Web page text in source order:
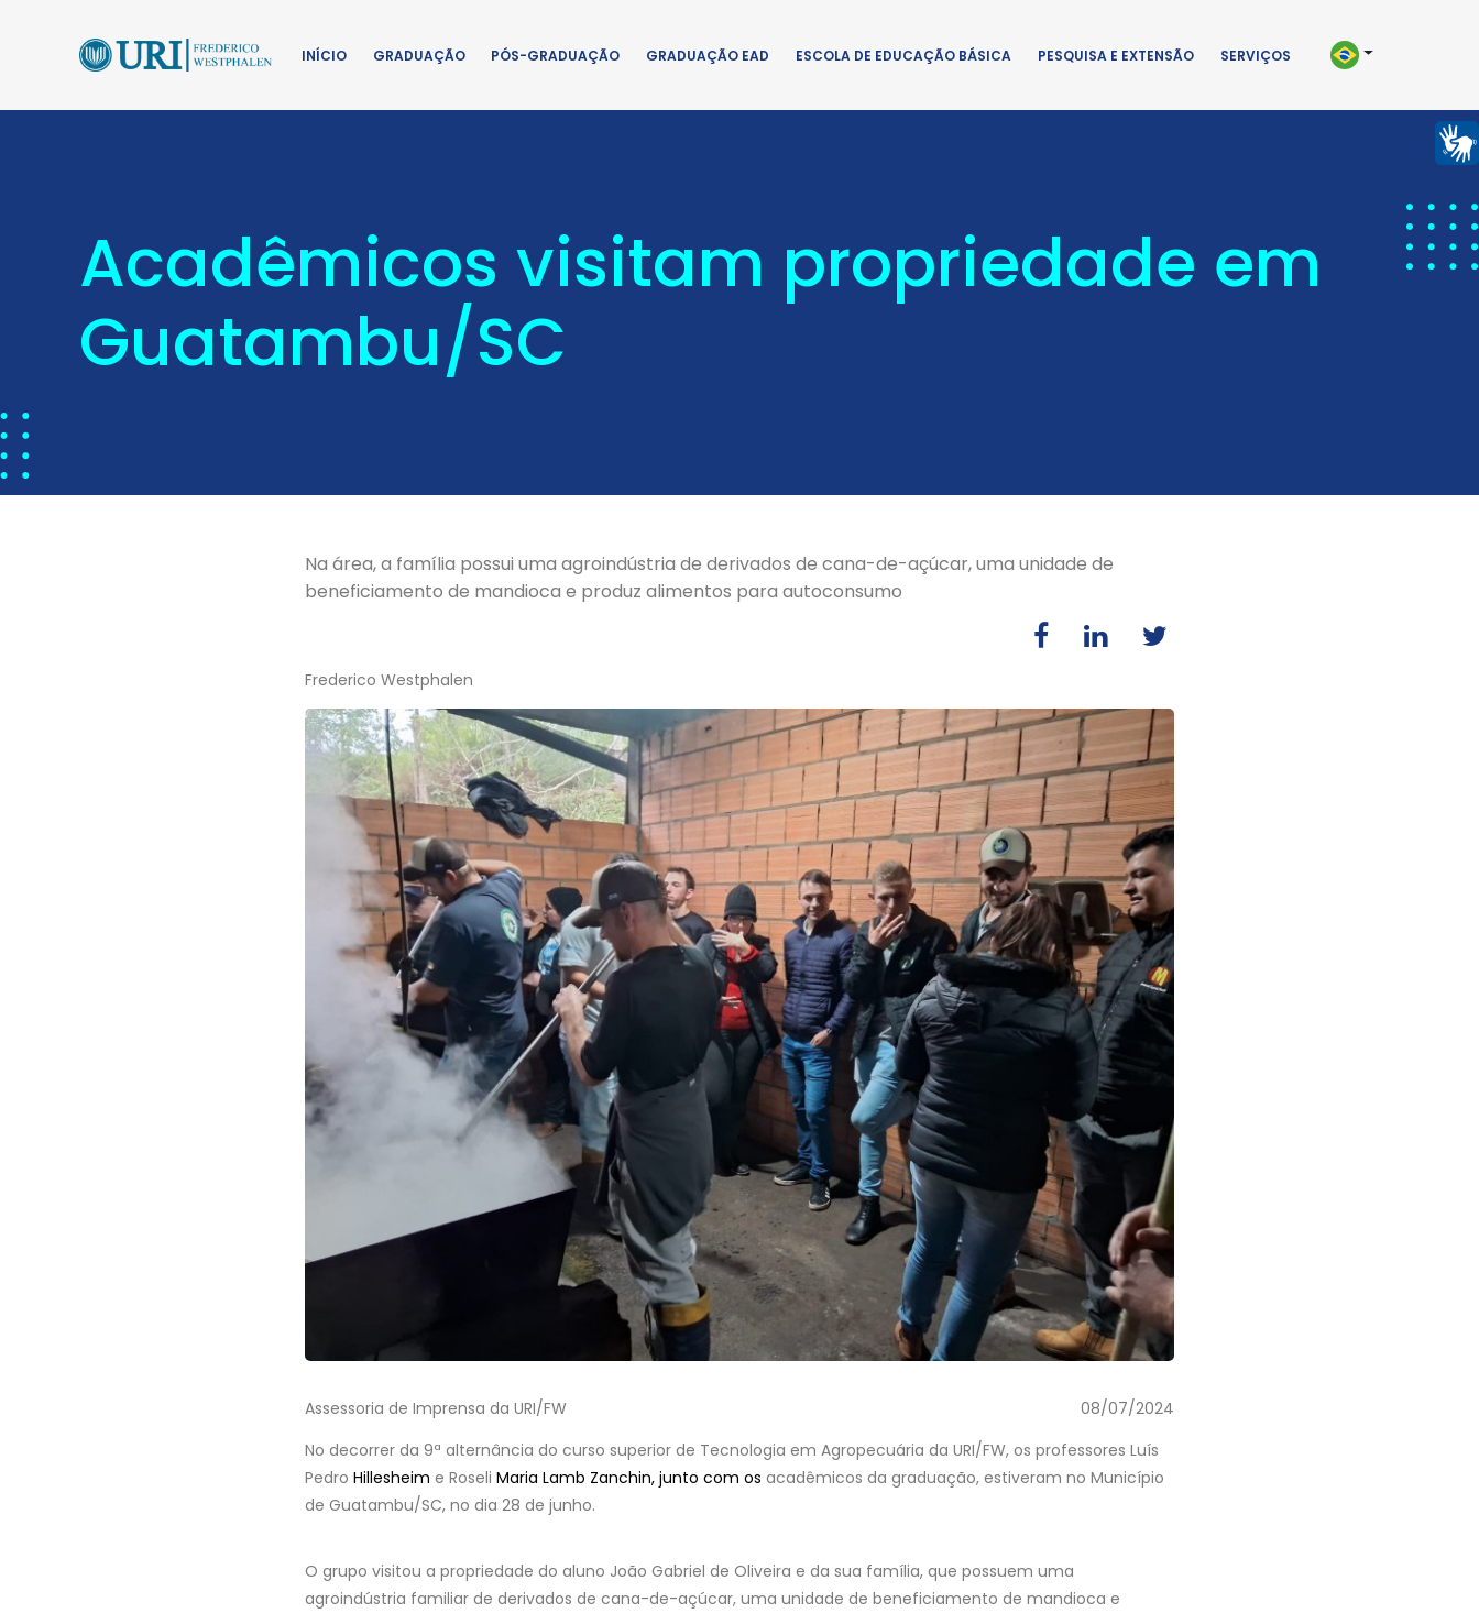
INÍCIO GRADUAÇÃO PÓS-GRADUAÇÃO GRADUAÇÃO EAD ESCOLA DE EDUCAÇÃO BÁSICA PESQUISA E EXTENSÃO SERVIÇOS
Acadêmicos visitam propriedade em
Guatambu/SC
Na área, a família possui uma agroindústria de derivados de cana-de-açúcar, uma unidade de
beneficiamento de mandioca e produz alimentos para autoconsumo
Frederico Westphalen
Assessoria de Imprensa da URI/FW
08/07/2024
No decorrer da 9ª alternância do curso superior de Tecnologia em Agropecuária da URI/FW, os professores Luís
Pedro Hillesheim e Roseli Maria Lamb Zanchin, junto com os acadêmicos da graduação, estiveram no Município
de Guatambu/SC, no dia 28 de junho.
O grupo visitou a propriedade do aluno João Gabriel de Oliveira e da sua família, que possuem uma
agroindústria familiar de derivados de cana-de-açúcar, uma unidade de beneficiamento de mandioca e